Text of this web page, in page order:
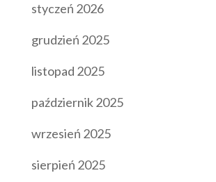
styczeń 2026
grudzień 2025
listopad 2025
październik 2025
wrzesień 2025
sierpień 2025